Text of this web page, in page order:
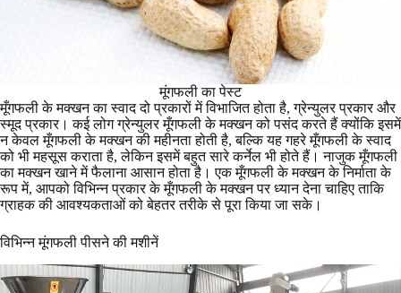
मूंगफली का पेस्ट
मूँगफली के मक्खन का स्वाद दो प्रकारों में विभाजित होता है, ग्रेन्युलर प्रकार और
स्मूद प्रकार। कई लोग ग्रेन्युलर मूँगफली के मक्खन को पसंद करते हैं क्योंकि इसमें
न केवल मूँगफली के मक्खन की महीनता होती है, बल्कि यह गहरे मूँगफली के स्वाद
को भी महसूस कराता है, लेकिन इसमें बहुत सारे कर्नेल भी होते हैं। नाजुक मूँगफली
का मक्खन खाने में फैलाना आसान होता है। एक मूँगफली के मक्खन के निर्माता के
रूप में, आपको विभिन्न प्रकार के मूँगफली के मक्खन पर ध्यान देना चाहिए ताकि
ग्राहक की आवश्यकताओं को बेहतर तरीके से पूरा किया जा सके।
विभिन्न मूंगफली पीसने की मशीनें